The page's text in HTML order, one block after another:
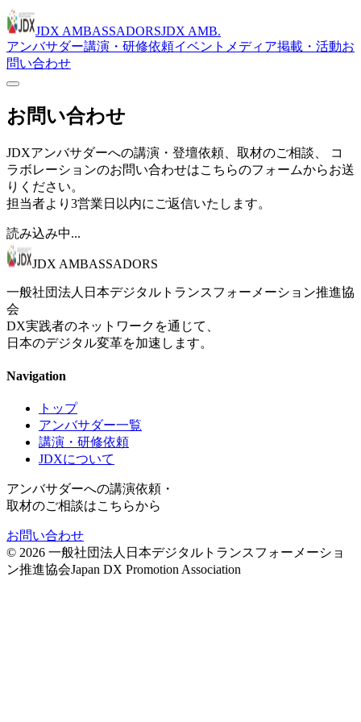
JDX AMBASSADORSJDX AMB.
アンバサダー講演・研修依頼イベント メディア掲載・活動お
問い合わせ
お問い合わせ
JDXアンバサダーへの講演・登壇依頼、取材のご相談、 コ
ラボレーションのお問い合わせはこちらのフォームからお送
りください。
担当者より3営業日以内にご返信いたします。
読み込み中...
JDX AMBASSADORS
一般社団法人日本デジタルトランスフォーメーション推進協
会
DX実践者のネットワークを通じて、
日本のデジタル変革を加速します。
Navigation
トップ
アンバサダー一覧
講演・研修依頼
JDXについて
アンバサダーへの講演依頼・
取材のご相談はこちらから
お問い合わせ
© 2026 一般社団法人日本デジタルトランスフォーメーショ
ン推進協会Japan DX Promotion Association